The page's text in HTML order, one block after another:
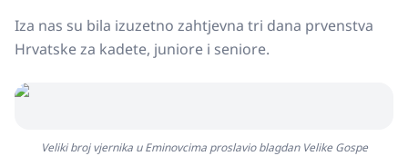
Crna kronika
Osmrtnice
Iza nas su bila izuzetno zahtjevna tri dana prvenstva
Hrvatske za kadete, juniore i seniore.
Veliki broj vjernika u Eminovcima proslavio blagdan Velike Gospe